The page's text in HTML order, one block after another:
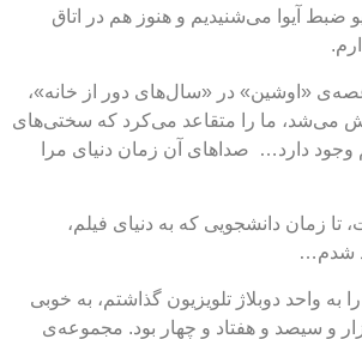
‌ضبط آیوا می‌شنیدیم و هنوز هم در اتاق
«اوشین» در «سال‌های دور از خانه»،
می‌شد، ما را متقاعد می‌کرد که سختی‌های
وجود دارد… صداهای آن زمان دنیای مرا
زمان دانشجویی که به دنیای فیلم،
شدم…
به واحد دوبلاژ تلویزیون گذاشتم، به ‌خوبی
و سیصد و هفتاد ‌و ‌چهار بود. مجموعه‌ی